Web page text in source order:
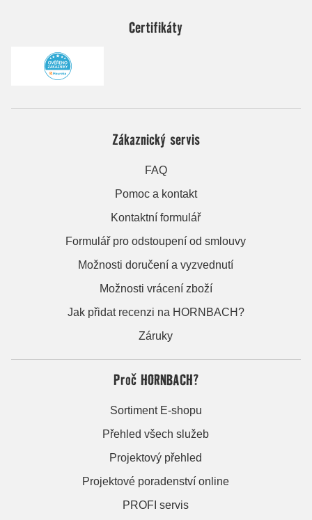
Certifikáty
Zákaznický servis
FAQ
Pomoc a kontakt
Kontaktní formulář
Formulář pro odstoupení od smlouvy
Možnosti doručení a vyzvednutí
Možnosti vrácení zboží
Jak přidat recenzi na HORNBACH?
Záruky
Proč HORNBACH?
Sortiment E-shopu
Přehled všech služeb
Projektový přehled
Projektové poradenství online
PROFI servis